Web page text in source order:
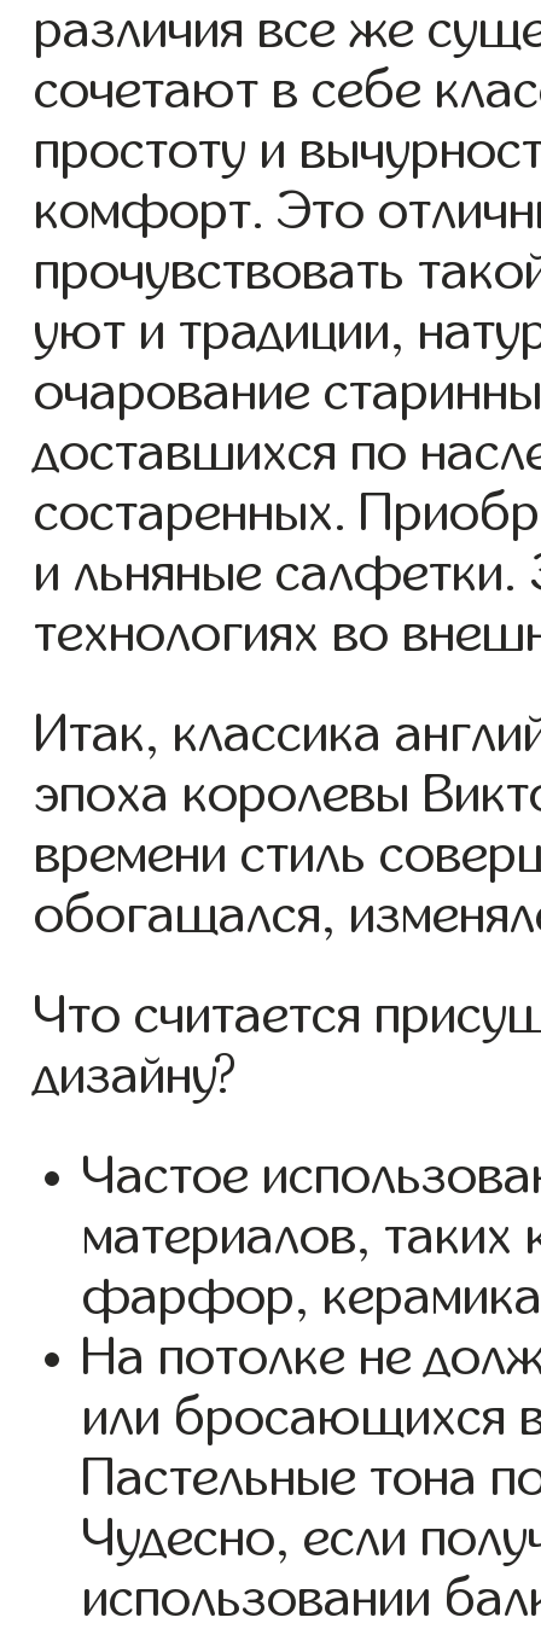
различия все же
сочетают в себе
простоту и
комфорт. Это
прочувствовать
уют и традиции,
очарование
доставшихся по
состаренных.
и льняные
технологиях во
Итак, классика
эпоха королевы
времени стиль
обогащался,
Что считается
дизайну?
Частое
материалов, таких
фарфор,
На потолке не
или бросающихся
Пастельные тона
Чудесно, если
использовании